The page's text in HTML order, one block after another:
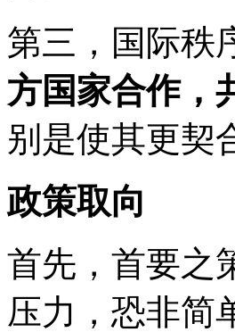
第三，国际秩
方国家合作，
别是使其更契
政策取向
首先，首要之
压力，恐非简